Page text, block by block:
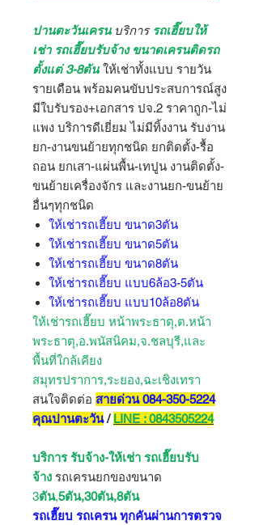
ปานตะวันเครนบริการ รถเฮี๊ยบให้
เช่า รถเฮี๊ยบรับจ้าง ขนาดเครนติดรถ
ตั้งแต่ 3-8ตัน ให้เช่าทั้งแบบ รายวัน
รายเดือน พร้อมคนขับประสบการณ์สูง
มีใบรับรอง+เอกสาร ปจ.2 ราคาถูก-ไม่
แพง บริการดีเยี่ยม ไม่มีทิ้งงาน รับงาน
ยก-งานขนย้ายทุกชนิด ยกติดตั้ง-รื้อ
ถอน ยกเสา-แผ่นพื้น-เทปูน งานติดตั้ง-
ขนย้ายเครื่องจักร และงานยก-ขนย้าย
อื่นๆทุกชนิด
ให้เช่ารถเฮี๊ยบ ขนาด3ตัน
ให้เช่ารถเฮี๊ยบ ขนาด5ตัน
ให้เช่ารถเฮี๊ยบ ขนาด8ตัน
ให้เช่ารถเฮี๊ยบ แบบ6ล้อ3-5ตัน
ให้เช่ารถเฮี๊ยบ แบบ10ล้อ8ตัน
ให้เช่ารถเฮี๊ยบ หน้าพระธาตุ,ต.หน้า
พระธาตุ,อ.พนัสนิคม,จ.ชลบุรี,และ
พื้นที่ใกล้เคียง
สมุทรปราการ,ระยอง,ฉะเชิงเทรา
สนใจติดต่อ สายด่วน 084-350-5224
คุณปานตะวัน/ LINE : 0843505224
บริการ รับจ้าง-ให้เช่า รถเฮี๊ยบรับ
จ้าง รถเครนยกของขนาด
3ตัน,5ตัน,30ตัน,8ตัน
รถเฮี๊ยบ รถเครน ทุกคันผ่านการตรวจ